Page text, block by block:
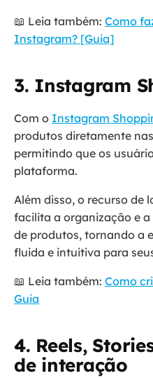
📖 Leia também: Como
Instagram? [Guia]
3. Instagram
Com o Instagram
produtos diretamente
permitindo que os
plataforma.
Além disso, o recurso de
facilita a organização e
de produtos, tornando a
fluida e intuitiva para
📖 Leia também: Como
Guia
4. Reels,
de interação